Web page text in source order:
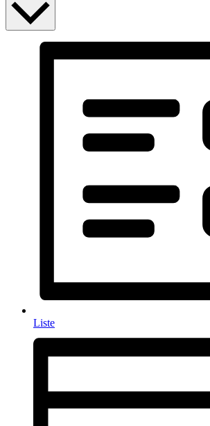
Liste